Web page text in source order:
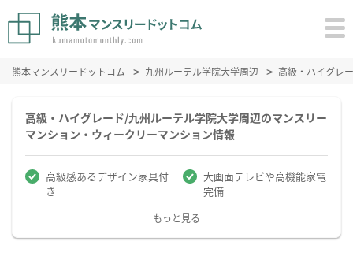
熊本マンスリードットコム 九州ルーテル学院大学周辺 高級・ハイグレ
高級・ハイグレード/九州ルーテル学院大学周辺のマンスリー
マンション・ウィークリーマンション情報
高級感あるデザイン家具付
き
大画面テレビや高機能家電
完備
もっと見る